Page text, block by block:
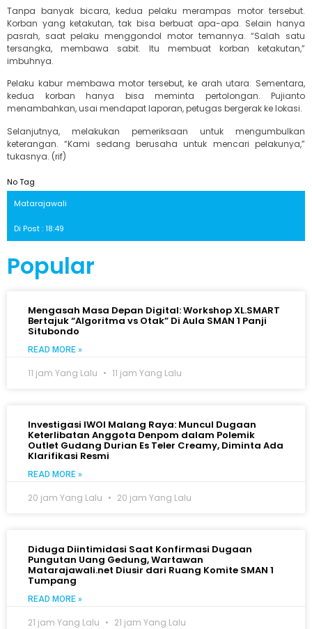
Tanpa banyak bicara, kedua pelaku merampas motor tersebut.
Korban yang ketakutan, tak bisa berbuat apa-apa. Selain hanya
pasrah, saat pelaku menggondol motor temannya. “Salah satu
tersangka, membawa sabit. Itu membuat korban ketakutan,”
imbuhnya.
Pelaku kabur membawa motor tersebut, ke arah utara. Sementara,
kedua korban hanya bisa meminta pertolongan. Pujianto
menambahkan, usai mendapat laporan, petugas bergerak ke lokasi.
Selanjutnya, melakukan pemeriksaan untuk mengumbulkan
keterangan. “Kami sedang berusaha untuk mencari pelakunya,”
tukasnya. (rif)
No Tag
Matarajawali
Di Post : 18:49
Popular
Mengasah Masa Depan Digital: Workshop XL.SMART
Bertajuk “Algoritma vs Otak” Di Aula SMAN 1 Panji
Situbondo
READ MORE »
11 jam Yang Lalu 11 jam Yang Lalu
Investigasi IWOI Malang Raya: Muncul Dugaan
Keterlibatan Anggota Denpom dalam Polemik
Outlet Gudang Durian Es Teler Creamy, Diminta Ada
Klarifikasi Resmi
READ MORE »
20 jam Yang Lalu 20 jam Yang Lalu
Diduga Diintimidasi Saat Konfirmasi Dugaan
Pungutan Uang Gedung, Wartawan
Matarajawali.net Diusir dari Ruang Komite SMAN 1
Tumpang
READ MORE »
21 jam Yang Lalu 21 jam Yang Lalu